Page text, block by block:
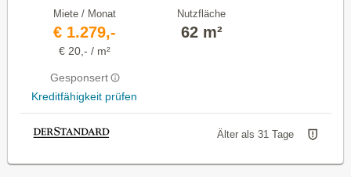
Miete / Monat
€ 1.279,-
€ 20,- / m²
Gesponsert
Kreditfähigkeit prüfen
Nutzfläche
62 m²
Älter als 31 Tage